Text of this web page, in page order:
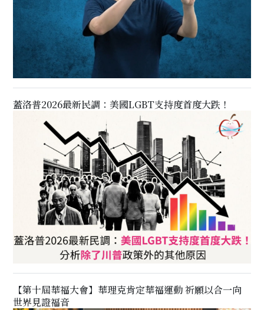
蓋洛普2026最新民調：美國LGBT支持度首度大跌！
【第十屆華福大會】華理克肯定華福運動 祈願以合一向
世界見證福音